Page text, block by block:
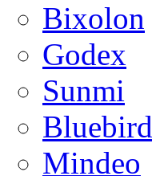
Bixolon
Godex
Sunmi
Bluebird
Mindeo